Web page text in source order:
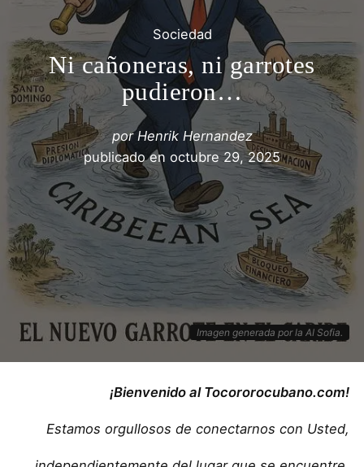
Sociedad
Ni cañoneras, ni garrotes
pudieron…
porHenrik Hernandez
publicado en octubre 29, 2025
Imagen generada por la AI Sofia.
¡Bienvenido al Tocororocubano.com!
Estamos orgullosos de conectarnos con Usted,